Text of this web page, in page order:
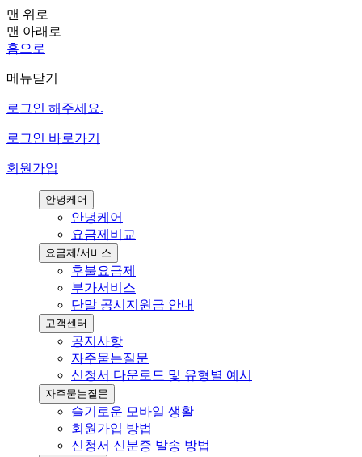
맨 위로
맨 아래로
홈으로
메뉴닫기
로그인 해주세요.
로그인 바로가기
회원가입
안녕케어
안녕케어
요금제비교
요금제/서비스
후불요금제
부가서비스
단말 공시지원금 안내
고객센터
공지사항
자주묻는질문
신청서 다운로드 및 유형별 예시
자주묻는질문
슬기로운 모바일 생활
회원가입 방법
신청서 신분증 발송 방법